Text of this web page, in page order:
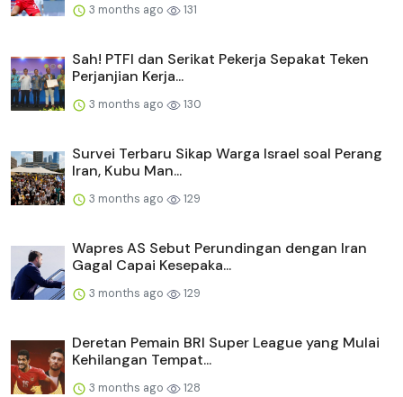
3 months ago 131
Sah! PTFI dan Serikat Pekerja Sepakat Teken
Perjanjian Kerja...
3 months ago 130
Survei Terbaru Sikap Warga Israel soal Perang
Iran, Kubu Man...
3 months ago 129
Wapres AS Sebut Perundingan dengan Iran
Gagal Capai Kesepaka...
3 months ago 129
Deretan Pemain BRI Super League yang Mulai
Kehilangan Tempat...
3 months ago 128